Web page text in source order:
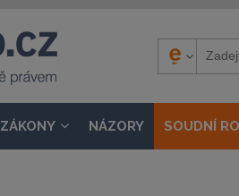
ZÁKONY NÁZORY SOUDNÍ